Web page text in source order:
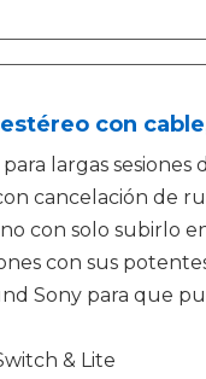
con
largas sesiones
cancelación de
con solo subirlo
con sus
Sony para que
& Lite